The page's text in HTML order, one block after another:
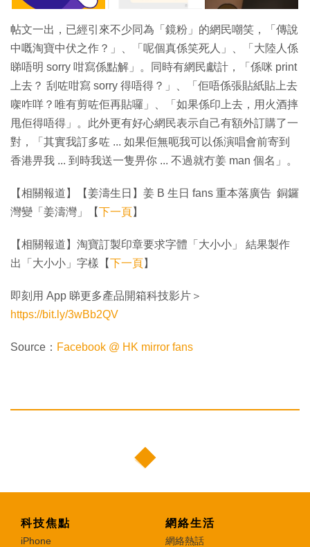
帖文一出，已經引來不少同為「鏡粉」的網民嘲笑，「傳說
中嘅淘寶中伏之作？」、「呢個真係笑死人」、「大陸人係
睇唔明 sorry 咁寫係點解」。同時有網民獻計，「係咪 print
上去？ 刮咗咁寫 sorry 得唔得？」、「佢唔係張貼紙貼上去
㗎咋咩？唯有剪咗佢再貼囉」、「如果係印上去，用火酒摔
甩佢得唔得」。此外更有好心網民表示自己有額外訂購了一
對，「其實我訂多咗 ... 如果佢無呃我可以係演唱會前寄到
香港畀我 ... 到時我送一隻畀你 ... 不過就冇姜 man 個名」。
【相關報道】【姜濤生日】姜 B 生日 fans 重本落廣告 銅鑼
灣變「姜濤灣」【下一頁】
【相關報道】淘寶訂製印章要求字體「大小小」 結果製作
出「大小小」字樣【下一頁】
即刻用 App 睇更多產品開箱科技影片＞
https://bit.ly/3wBb2QV
Source： Facebook @ HK mirror fans
科技焦點
iPhone
網絡生活
網絡熱話